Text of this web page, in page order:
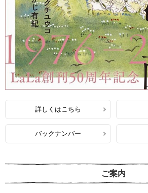
詳しくはこちら
バックナンバー
ご案内